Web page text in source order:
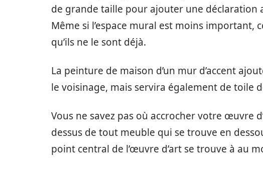
de grande taille pour ajouter une déclaration
Même si l’espace mural est moins
qu’ils ne le sont déjà.
La peinture de maison d’un mur d’accent
le voisinage, mais servira également de toile
Vous ne savez pas où accrocher votre œuvre
dessus de tout meuble qui se trouve en
point central de l’œuvre d’art se trouve à au